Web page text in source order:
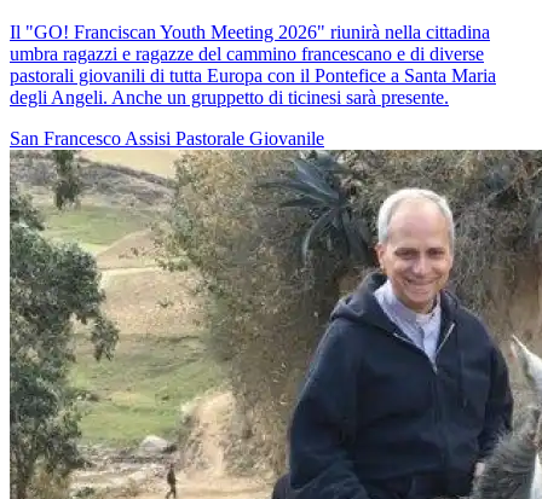
Il "GO! Franciscan Youth Meeting 2026" riunirà nella cittadina
umbra ragazzi e ragazze del cammino francescano e di diverse
pastorali giovanili di tutta Europa con il Pontefice a Santa Maria
degli Angeli. Anche un gruppetto di ticinesi sarà presente.
San Francesco Assisi Pastorale Giovanile